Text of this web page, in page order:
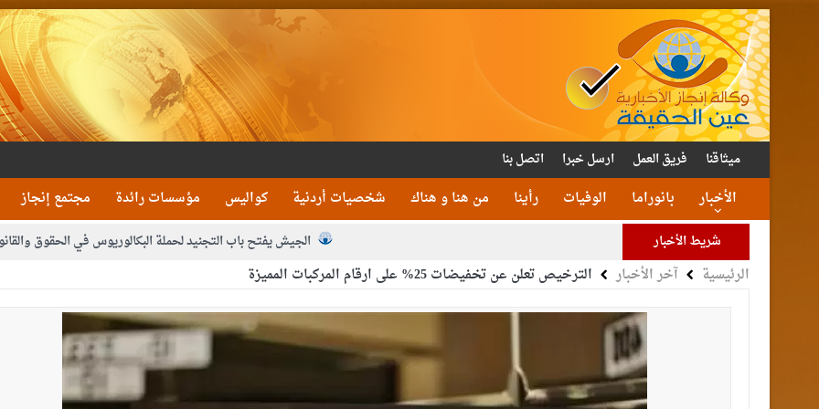
ميثاقنا فريق العمل ارسل خبرا اتصل بنا
الأخبار بانوراما الوفيات رأينا من هنا و هناك شخصيات أردنية كواليس مؤسسات رائدة مجتمع إنجاز
شريط الأخبار
الجيش يفتح باب التجنيد لحملة البكالوريوس في الحقوق
الأمن يتلف 16 مليون حبة كبتاجون و1480 كغم مواد مخدرة
القاضي يلتقي رؤساء تحرير الصحف اليومية ويؤكد حرص مجلس النواب على شراكة فاعلة
الملك يلتقي مجموعة من رفاق السلاح
الملك يتلقى اتصالا هاتفيا من العاهل البحريني
الرئيسية آخر الأخبار الترخيص تعلن عن تخفيضات 25% على ارقام المركبات المميزة